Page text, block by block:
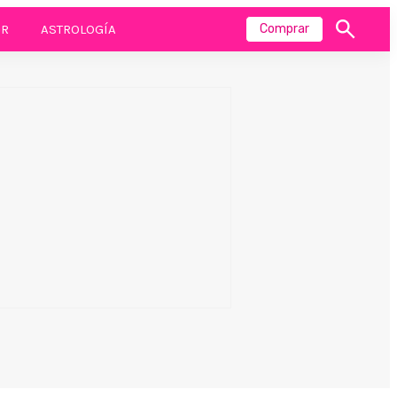
ASTROLOGÍA Comprar
Mostrar